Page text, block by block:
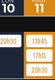
10 11
20h30
13h45
17h15
20h30